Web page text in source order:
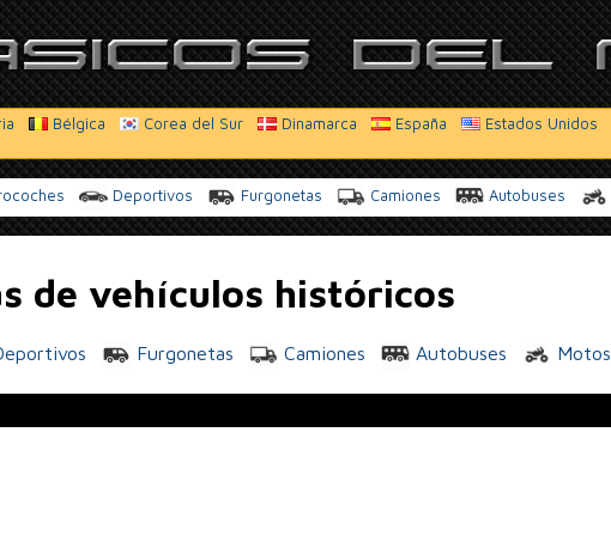
Bélgica Corea del Sur Dinamarca España Estados Unidos
Deportivos Furgonetas Camiones Autobuses
de vehículos históricos
Furgonetas Camiones Autobuses Motos